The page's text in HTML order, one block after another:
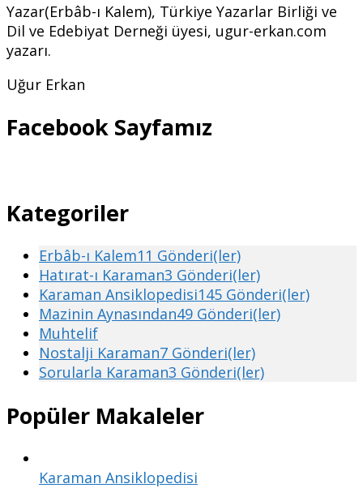
Yazar(Erbâb-ı Kalem), Türkiye Yazarlar Birliği ve
Dil ve Edebiyat Derneği üyesi, ugur-erkan.com
yazarı.
Uğur Erkan
Facebook Sayfamız
Kategoriler
Erbâb-ı Kalem11 Gönderi(ler)
Hatırat-ı Karaman3 Gönderi(ler)
Karaman Ansiklopedisi145 Gönderi(ler)
Mazinin Aynasından49 Gönderi(ler)
Muhtelif
Nostalji Karaman7 Gönderi(ler)
Sorularla Karaman3 Gönderi(ler)
Popüler Makaleler
Karaman Ansiklopedisi